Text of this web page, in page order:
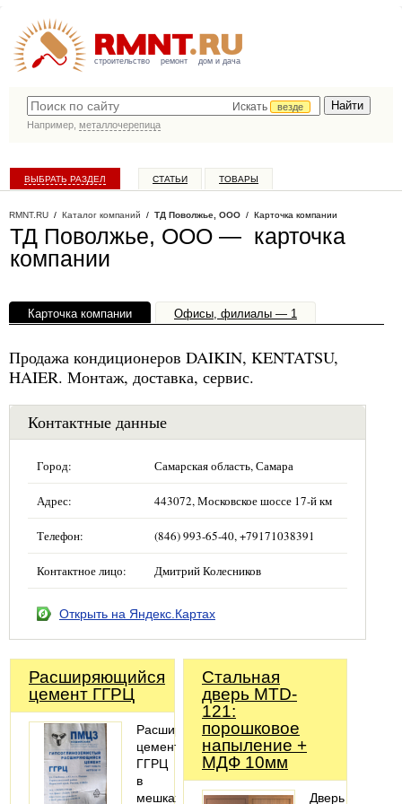
строительство ремонт дом и дача
Искать
везде
Например, металлочерепица
ВЫБРАТЬ РАЗДЕЛ СТАТЬИ ТОВАРЫ
RMNT.RU / Каталог компаний / ТД Поволжье, ООО / Карточка компании
ТД Поволжье, ООО — карточка
компании
Карточка компании Офисы, филиалы — 1
Продажа кондиционеров DAIKIN, KENTATSU,
HAIER. Монтаж, доставка, сервис.
Контактные данные
Город: Самарская область, Самара
Адрес: 443072, Московское шоссе 17-й км
Телефон: (846) 993-65-40, +79171038391
Контактное лицо: Дмитрий Колесников
Открыть на Яндекс.Картах
Расширяющийся
цемент ГГРЦ
Расширяющийся
цемент
ГГРЦ
в
мешках
Стальная
дверь MTD-
121:
порошковое
напыление +
МДФ 10мм
Дверь